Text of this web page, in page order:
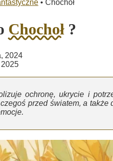
• Chochoł
Chochoł ?
2024
ochronę, ukrycie i
przed światem, a także